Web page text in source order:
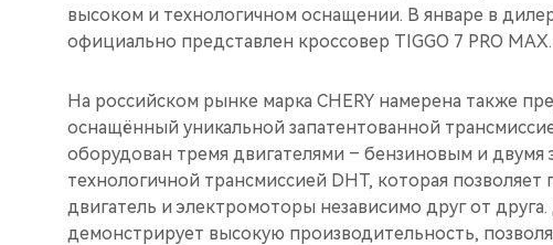
высоком и технологичном оснащении. В январе в
официально представлен кроссовер TIGGO 7 PRO MAX.
На российском рынке марка CHERY намерена также
оснащённый уникальной запатентованной
оборудован тремя двигателями – бензиновым и двумя
технологичной трансмиссией DHT, которая
двигатель и электромоторы независимо друг от
демонстрирует высокую производительность,